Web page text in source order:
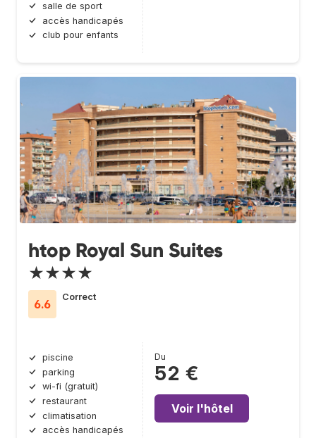
salle de sport
accès handicapés
club pour enfants
htop Royal Sun Suites
★★★★
6.6
Correct
piscine
parking
wi-fi (gratuit)
restaurant
climatisation
accès handicapés
Du
52 €
Voir l'hôtel